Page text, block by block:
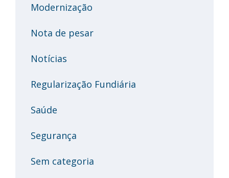
Modernização
Nota de pesar
Notícias
Regularização Fundiária
Saúde
Segurança
Sem categoria